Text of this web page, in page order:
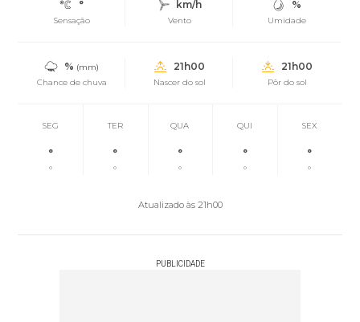
°
Sensação
km/h
Vento
%
Umidade
% (mm)
Chance de chuva
21h00
Nascer do sol
21h00
Pôr do sol
SEG
°
°
TER
°
°
QUA
°
°
QUI
°
°
SEX
°
°
Atualizado às 21h00
PUBLICIDADE